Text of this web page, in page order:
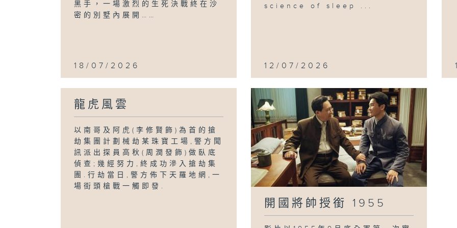
黑手，一場激烈的生死決戰終在沙
密的別墅內展開……
18/07/2026
science of sleep ...
12/07/2026
龍虎風雲
以南哥及阿虎(李修賢飾)為首的搶
劫集團計劃械劫某珠寶工場,警方聞
訊派出探員高秋(周潤發飾)做臥底
偵查;幾經努力,終成功滲入搶劫集
團.行劫當日,警方佈下天羅地網,一
場街頭槍戰一觸即發.
開國將帥授銜 1955